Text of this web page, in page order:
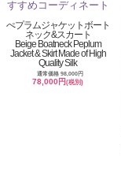
ぺプラムジャケットボート
ネック&スカート
Beige Boatneck Peplum
Jacket & Skirt Made of High
Quality Silk
通常価格 98,000円
78,000円(税別)